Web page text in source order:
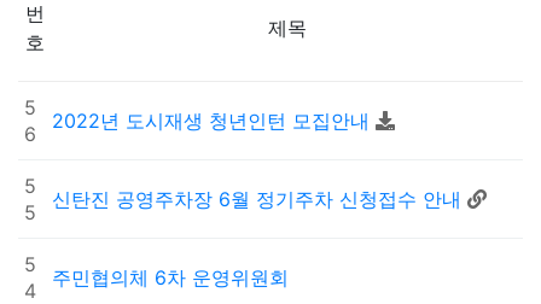
번
호
제목
5
6
2022년 도시재생 청년인턴 모집안내
5
5
신탄진 공영주차장 6월 정기주차 신청접수 안내
5
4
주민협의체 6차 운영위원회